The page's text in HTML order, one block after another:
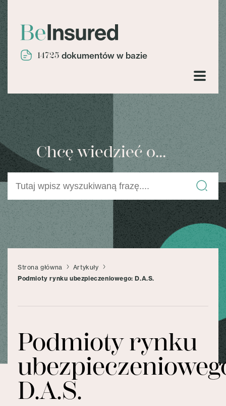
14725 dokumentów w bazie
Chcę wiedzieć o...
Strona główna
Artykuły
Podmioty rynku ubezpieczeniowego: D.A.S.
Podmioty rynku
D.A.S.